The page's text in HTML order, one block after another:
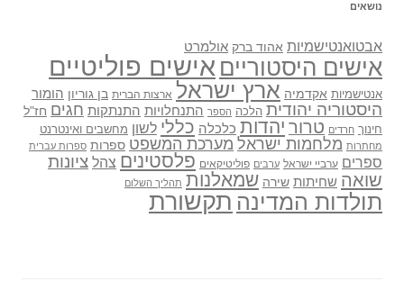
נושאים
אבטואנטישמיות אהוד ברק אולמרט
אישים היסטוריים אישים פוליטיים
אנטישמיות אקדמיה ארץ ישראל ארצות הברית בן גוריון הומור
היסטוריה יהודית הלכה הספר התנחלויות התנתקות חגים חז"ל
חינוך חרדים טרור יהדות כלכלה כללי לשון מחשבים ואינטרנט
מחתרות מלחמות ישראל מערכת המשפט ספרות ספרות עברית
ספרים ערביי ישראל ערבים פוליטיקאים פלסטינים צהל ציונות
שואה שחיתות שירה שמאלנות תהליך השלום
תולדות המדינה תקשורת